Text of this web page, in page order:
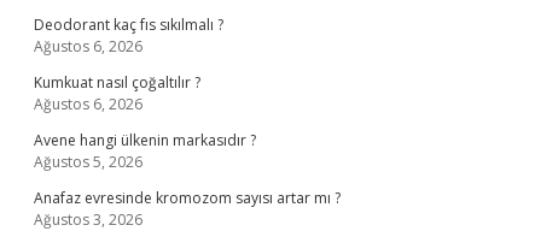
Deodorant kaç fıs sıkılmalı ?
Ağustos 6, 2026
Kumkuat nasıl çoğaltılır ?
Ağustos 6, 2026
Avene hangi ülkenin markasıdır ?
Ağustos 5, 2026
Anafaz evresinde kromozom sayısı artar mı ?
Ağustos 3, 2026